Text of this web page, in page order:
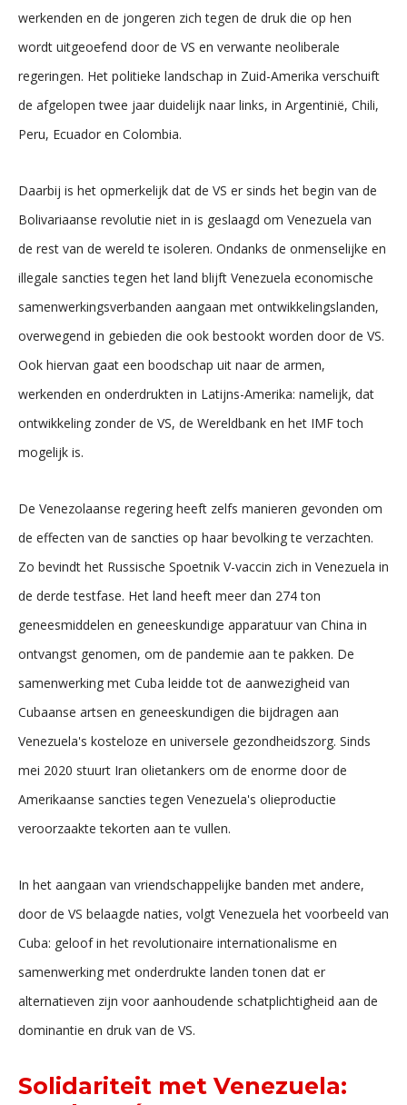
werkenden en de jongeren zich tegen de druk die op hen
wordt uitgeoefend door de VS en verwante neoliberale
regeringen. Het politieke landschap in Zuid-Amerika verschuift
de afgelopen twee jaar duidelijk naar links, in Argentinië, Chili,
Peru, Ecuador en Colombia.
Daarbij is het opmerkelijk dat de VS er sinds het begin van de
Bolivariaanse revolutie niet in is geslaagd om Venezuela van
de rest van de wereld te isoleren. Ondanks de onmenselijke en
illegale sancties tegen het land blijft Venezuela economische
samenwerkingsverbanden aangaan met ontwikkelingslanden,
overwegend in gebieden die ook bestookt worden door de VS.
Ook hiervan gaat een boodschap uit naar de armen,
werkenden en onderdrukten in Latijns-Amerika: namelijk, dat
ontwikkeling zonder de VS, de Wereldbank en het IMF toch
mogelijk is.
De Venezolaanse regering heeft zelfs manieren gevonden om
de effecten van de sancties op haar bevolking te verzachten.
Zo bevindt het Russische Spoetnik V-vaccin zich in Venezuela in
de derde testfase. Het land heeft meer dan 274 ton
geneesmiddelen en geneeskundige apparatuur van China in
ontvangst genomen, om de pandemie aan te pakken. De
samenwerking met Cuba leidde tot de aanwezigheid van
Cubaanse artsen en geneeskundigen die bijdragen aan
Venezuela's kosteloze en universele gezondheidszorg. Sinds
mei 2020 stuurt Iran olietankers om de enorme door de
Amerikaanse sancties tegen Venezuela's olieproductie
veroorzaakte tekorten aan te vullen.
In het aangaan van vriendschappelijke banden met andere,
door de VS belaagde naties, volgt Venezuela het voorbeeld van
Cuba: geloof in het revolutionaire internationalisme en
samenwerking met onderdrukte landen tonen dat er
alternatieven zijn voor aanhoudende schatplichtigheid aan de
dominantie en druk van de VS.
Solidariteit met Venezuela: